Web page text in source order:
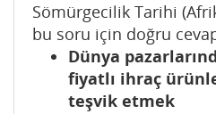
Sömürgecilik Tarihi
bu soru için doğru
Dünya
fiyatlı ihraç
teşvik etmek